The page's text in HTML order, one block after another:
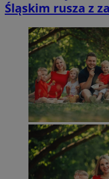
Śląskim rusza z